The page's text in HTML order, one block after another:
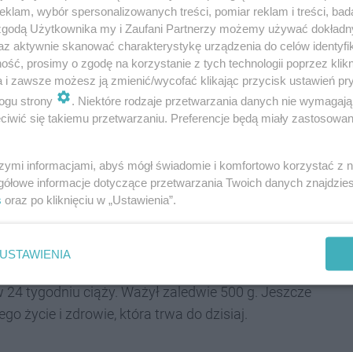
jest dla osób urodzonych w roku 2007 i
zawodników w polu oraz bramkarz.
poprzez zakup poczęstunku. Na stołach
mają też okazję, by dołączyć do zbiórki
. Cel to 10 000 zł.
tygodniu ciąży. Ważył zaledwie 500 g. Jeszcze
życie i zdrowie, która trwa do dzisiaj.
wybór spersonalizowanych treści, pomiar reklam i treści,
Użytkownika my i Zaufani Partnerzy możemy używać
aktywnie skanować charakterystykę urządzenia do celów
prosimy o zgodę na korzystanie z tych technologii poprzez
i zawsze możesz ją zmienić/wycofać klikając przycisk ustawień
strony
. Niektóre rodzaje przetwarzania danych nie
się takiemu przetwarzaniu. Preferencje będą miały
informacjami, abyś mógł świadomie i komfortowo korzystać z
informacje dotyczące przetwarzania Twoich danych
oraz po kliknięciu w „Ustawienia”.
USTAWIENIA